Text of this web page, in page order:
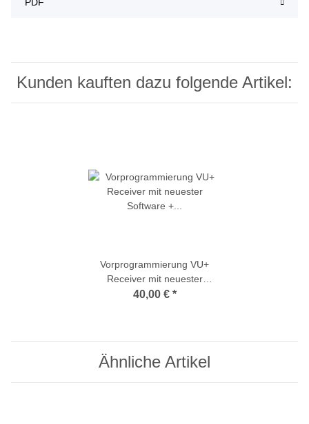
PDF
Kunden kauften dazu folgende Artikel:
Vorprogrammierung VU+
Receiver mit neuester
Software + aktueller
40,00 € *
Ähnliche Artikel